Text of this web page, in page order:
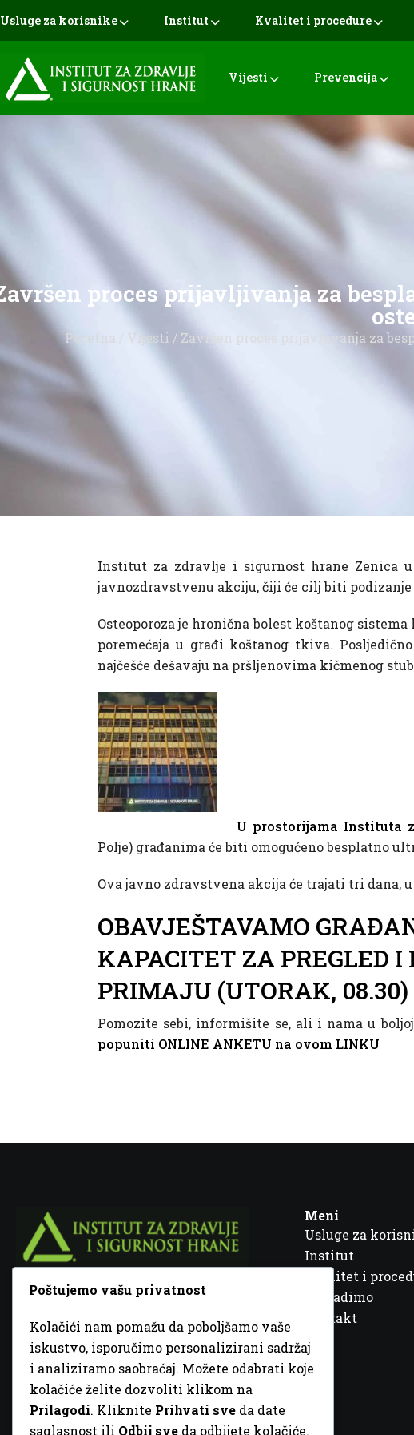
Usluge za korisnike Institut Kvalitet i procedure
Vijesti Prevencija
proces prijavljivanja za
Početna / Vijesti / Završen proces prijavljivanja za
Institut za zdravlje i sigurnost hrane Zenica
javnozdravstvenu akciju, čiji će cilj biti
Osteoporoza je hronična bolest koštanog
poremećaja u građi koštanog tkiva.
najčešće dešavaju na pršljenovima kičmenog
U prostorijama Instituta
Polje) građanima će biti omogućeno besplatno
Ova javno zdravstvena akcija će trajati tri dana,
OBAVJEŠTAVAMO
KAPACITET ZA PREGLED
PRIMAJU (UTORAK, 08.30)
Pomozite sebi, informišite se, ali i nama u
popuniti ONLINE ANKETU na ovom LINKU
Fra Ivana Jukića br. 2, 72000 Zenica, BiH
+387 32 448 001
info@inz.ba
http://www.inz.ba
Meni
Usluge za
Institut
Kvalitet i
Šta radimo
Kontakt
Poštujemo vašu privatnost
Kolačići nam pomažu da poboljšamo vaše
iskustvo, isporučimo personalizirani sadržaj
i analiziramo saobraćaj. Možete odabrati koje
kolačiće želite dozvoliti klikom na
Prilagodi. Kliknite Prihvati sve da date
saglasnost ili Odbij sve da odbijete kolačiće.